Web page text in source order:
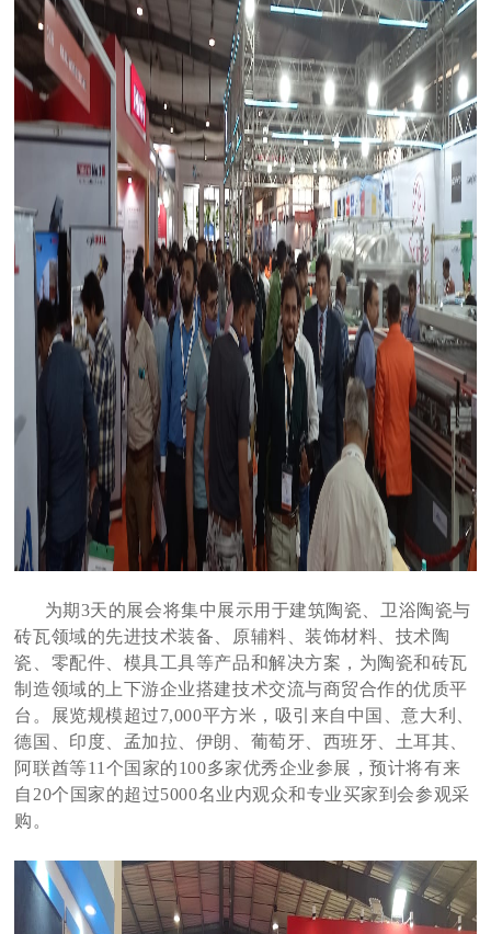
为期3天的展会将集中展示用于建筑陶瓷、卫浴陶瓷与
砖瓦领域的先进技术装备、原辅料、装饰材料、技术陶
瓷、零配件、模具工具等产品和解决方案，为陶瓷和砖瓦
制造领域的上下游企业搭建技术交流与商贸合作的优质平
台。展览规模超过7,000平方米，吸引来自中国、意大利、
德国、印度、孟加拉、伊朗、葡萄牙、西班牙、土耳其、
阿联酋等11个国家的100多家优秀企业参展，预计将有来
自20个国家的超过5000名业内观众和专业买家到会参观采
购。